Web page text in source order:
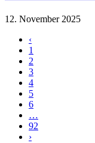
12. November 2025
‹
1
2
3
4
5
6
…
92
›